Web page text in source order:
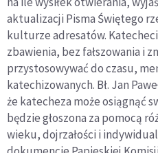
aktualizacji Pisma Świętego
kulturze adresatów.
zbawienia, bez fałszowania i
przystosowywać do czasu,
katechizowanych. Bł. Jan
że katecheza może osiągnąć
będzie głoszona za pomocą
wieku, dojrzałości i